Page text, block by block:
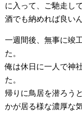
に入って、ご馳走し
酒でも納めれば良い
一週間後、無事に竣
た。
俺は休日に一人で神
た。
帰りに鳥居を潜ろう
かが居る様な濃厚な